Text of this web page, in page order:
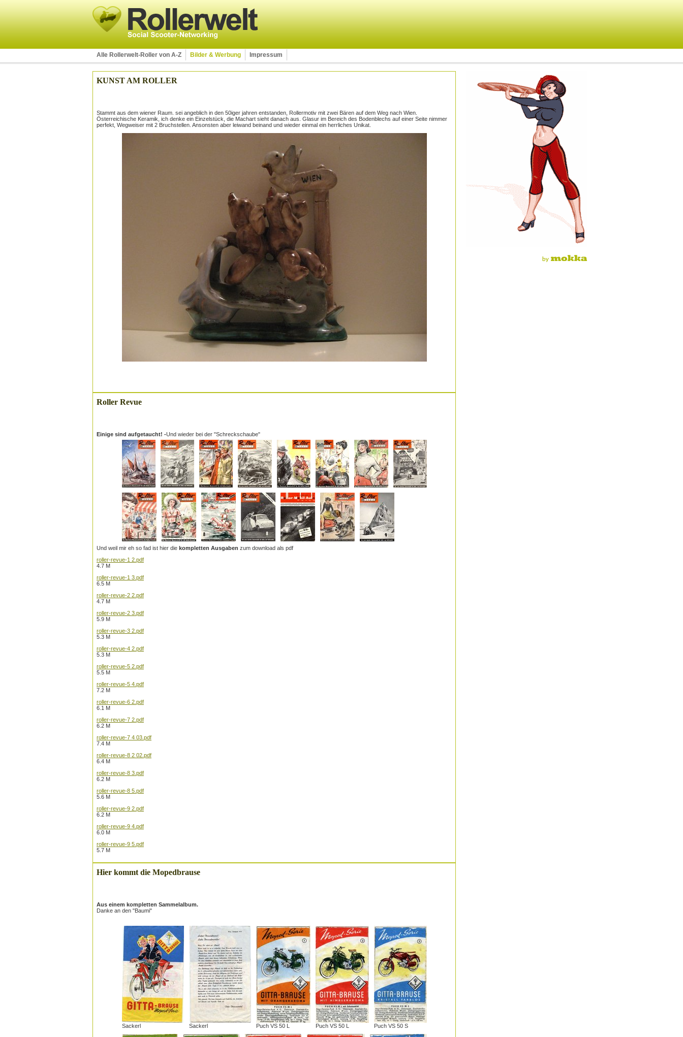
Alle Rollerwelt-Roller von A-Z Bilder & Werbung Impressum
KUNST AM ROLLER
Stammt aus dem wiener Raum. sei angeblich in den 50iger jahren entstanden, Rollermotiv mit zwei Bären auf dem Weg nach Wien.
Österreichische Keramik, ich denke ein Einzelstück, die Machart sieht danach aus. Glasur im Bereich des Bodenblechs auf einer Seite nimmer
perfekt, Wegweiser mit 2 Bruchstellen. Ansonsten aber leiwand beinand und wieder einmal ein herrliches Unikat.
Roller Revue
Einige sind aufgetaucht! -Und wieder bei der "Schreckschaube"
Und weil mir eh so fad ist hier die kompletten Ausgaben zum download als pdf
roller-revue-1 2.pdf
4.7 M
roller-revue-1 3.pdf
6.5 M
roller-revue-2 2.pdf
4.7 M
roller-revue-2 3.pdf
5.9 M
roller-revue-3 2.pdf
5.3 M
roller-revue-4 2.pdf
5.3 M
roller-revue-5 2.pdf
5.5 M
roller-revue-5 4.pdf
7.2 M
roller-revue-6 2.pdf
6.1 M
roller-revue-7 2.pdf
6.2 M
roller-revue-7 4 03.pdf
7.4 M
roller-revue-8 2 02.pdf
6.4 M
roller-revue-8 3.pdf
6.2 M
roller-revue-8 5.pdf
5.6 M
roller-revue-9 2.pdf
6.2 M
roller-revue-9 4.pdf
6.0 M
roller-revue-9 5.pdf
5.7 M
Hier kommt die Mopedbrause
Aus einem kompletten Sammelalbum.
Danke an den "Baumi"
Sackerl Sackerl Puch VS 50 L Puch VS 50 L Puch VS 50 S